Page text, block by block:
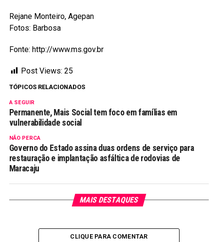
Rejane Monteiro, Agepan
Fotos: Barbosa
Fonte: http://www.ms.gov.br
Post Views: 25
TÓPICOS RELACIONADOS
A SEGUIR
Permanente, Mais Social tem foco em famílias em
vulnerabilidade social
NÃO PERCA
Governo do Estado assina duas ordens de serviço para
restauração e implantação asfáltica de rodovias de
Maracaju
MAIS DESTAQUES
CLIQUE PARA COMENTAR